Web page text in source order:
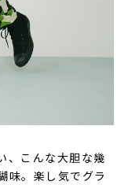
、こんな大胆な幾
味。楽し気でグラ